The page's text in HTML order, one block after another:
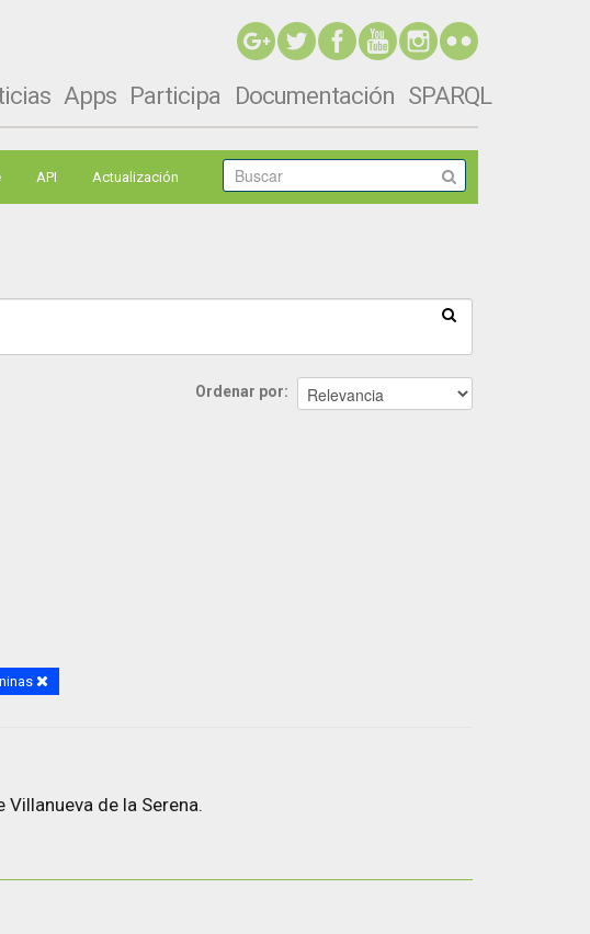
Apps Participa Documentación SPARQL
API Actualización
Ordenar por
de la Serena.